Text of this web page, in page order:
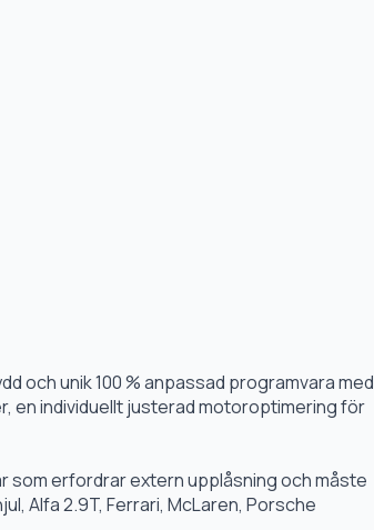
och unik 100 % anpassad programvara med
en individuellt justerad motoroptimering för
som erfordrar extern upplåsning och måste
Alfa 2.9T, Ferrari, McLaren, Porsche